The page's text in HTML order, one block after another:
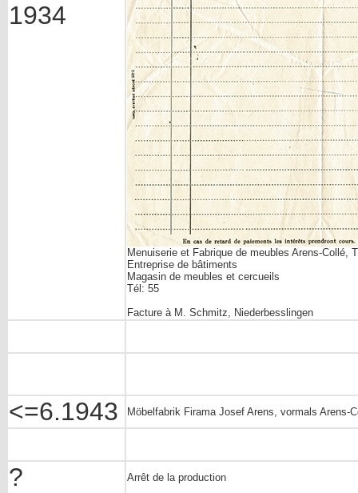
1934
Menuiserie et Fabrique de meubles Arens-Collé,
Entreprise de bâtiments
Magasin de meubles et cercueils
Tél: 55
Facture à M. Schmitz, Niederbesslingen
<=6.1943 Möbelfabrik Firama Josef Arens, vormals Arens-
? Arrêt de la production